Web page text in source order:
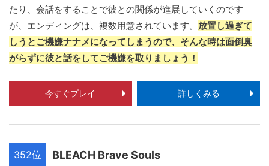
たり、会話をすることで彼との関係が進展していくのです
が、エンディングは、複数用意されています。 放置し過ぎて
しうとご機嫌ナナメになってしまうので、そんな時は面倒臭
がらずに彼と話をしてご機嫌を取りましょう！
今すぐプレイ 詳しくみる
352位 BLEACH Brave Souls